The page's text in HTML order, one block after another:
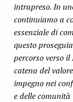
intrapreso. In
continuiamo a
essenziale di
questo
percorso verso
catena del
impegno nei
e delle